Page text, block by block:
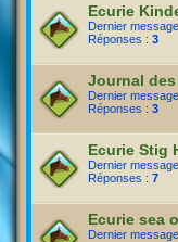
Ecurie
Dernier
Réponses : 3
Journal
Dernier
Réponses : 3
Ecurie Stig
Dernier
Réponses : 7
Ecurie sea
Dernier